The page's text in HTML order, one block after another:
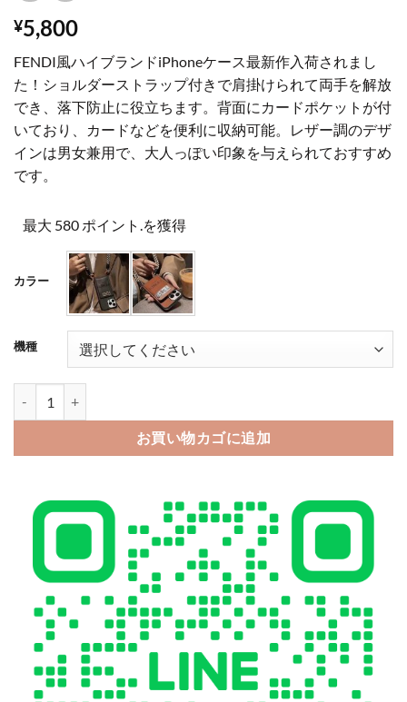
¥5,800
FENDI風ハイブランドiPhoneケース最新作入荷されまし
た！ショルダーストラップ付きで肩掛けられて両手を解放
でき、落下防止に役立ちます。背面にカードポケットが付
いており、カードなどを便利に収納可能。レザー調のデザ
インは男女兼用で、大人っぽい印象を与えられておすすめ
です。
最大 580 ポイント.を獲得
カラー
機種
お買い物カゴに追加